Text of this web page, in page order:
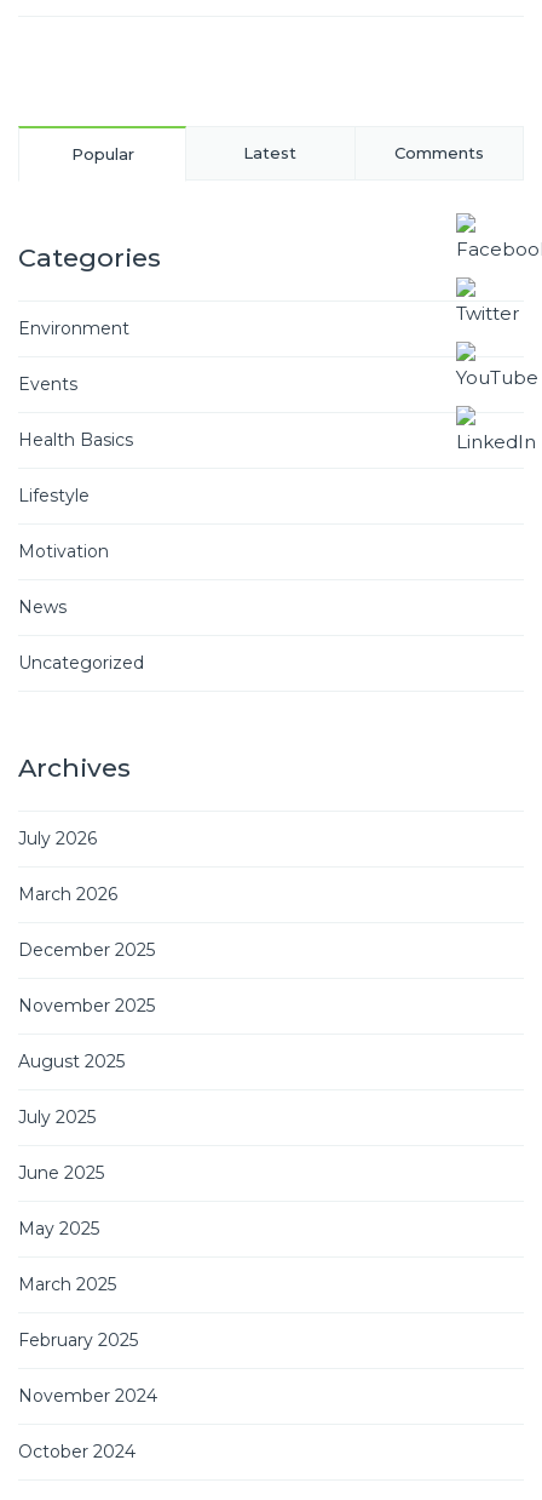
Popular Latest Comments
Categories
Environment
Events
Health Basics
Lifestyle
Motivation
News
Uncategorized
Archives
July 2026
March 2026
December 2025
November 2025
August 2025
July 2025
June 2025
May 2025
March 2025
February 2025
November 2024
October 2024